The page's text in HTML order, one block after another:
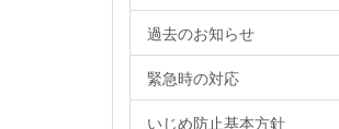
過去のお知らせ
緊急時の対応
いじめ防止基本方針